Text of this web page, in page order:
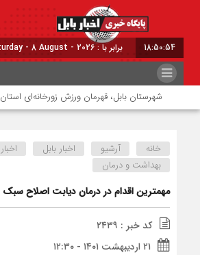
18:50:55 برابر با : Saturday - 8 August - 2026
شهرستان بابل، قهرمان ورزش زورخانه‌ای استان
خانه آرشیو اخبار بابل
بهداشت و درمان
مهمترین اقدام در درمان دیابت اصلاح
کد خبر : ۲۴۳۹
۲۱ اردیبهشت ۱۴۰۱ - ۱۲:۳۰